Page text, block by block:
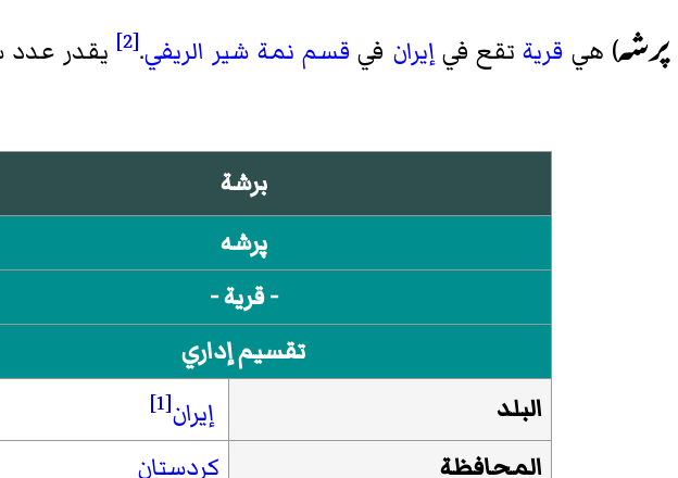
پرشه) هي قريةتقع فيإيران في قسم نمة شیر الريفي.
[2] يقدر عدد سكانها
برشة
پرشه
- قرية -
تقسيم إداري
البلد
إيران[1]
المحافظة
كردستان